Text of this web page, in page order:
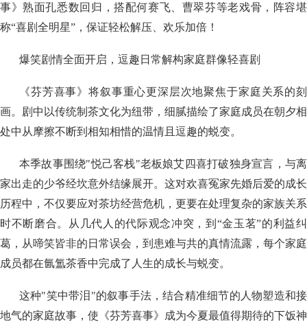
事》熟面孔悉数回归，搭配何赛飞、曹翠芬等老戏骨，阵容堪
称“喜剧全明星”，保证轻松解压、欢乐加倍！
爆笑剧情全面开启，逗趣日常解构家庭群像轻喜剧
《芬芳喜事》将叙事重心更深层次地聚焦于家庭关系的刻
画。剧中以传统制茶文化为纽带，细腻描绘了家庭成员在朝夕相
处中从摩擦不断到相知相惜的温情且逗趣的蜕变。
本季故事围绕"悦己客栈"老板娘艾四喜打破独身宣言，与离
家出走的少爷经坎意外结缘展开。这对欢喜冤家先婚后爱的成长
历程中，不仅要应对茶坊经营危机，更要在处理复杂的家族关系
时不断磨合。从几代人的代际观念冲突，到“金玉茗”的利益纠
葛，从啼笑皆非的日常误会，到患难与共的真情流露，每个家庭
成员都在氤氲茶香中完成了人生的成长与蜕变。
这种"笑中带泪"的叙事手法，结合精准细节的人物塑造和接
地气的家庭故事，使《芬芳喜事》成为今夏最值得期待的下饭神